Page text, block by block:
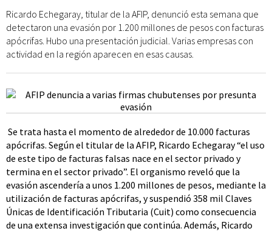
Ricardo Echegaray, titular de la AFIP, denunció esta semana que
detectaron una evasión por 1.200 millones de pesos con facturas
apócrifas. Hubo una presentación judicial. Varias empresas con
actividad en la región aparecen en esas causas.
Se trata hasta el momento de alrededor de 10.000 facturas
apócrifas. Según el titular de la AFIP, Ricardo Echegaray “el uso
de este tipo de facturas falsas nace en el sector privado y
termina en el sector privado”. El organismo reveló que la
evasión ascendería a unos 1.200 millones de pesos, mediante la
utilización de facturas apócrifas, y suspendió 358 mil Claves
Únicas de Identificación Tributaria (Cuit) como consecuencia
de una extensa investigación que continúa. Además, Ricardo